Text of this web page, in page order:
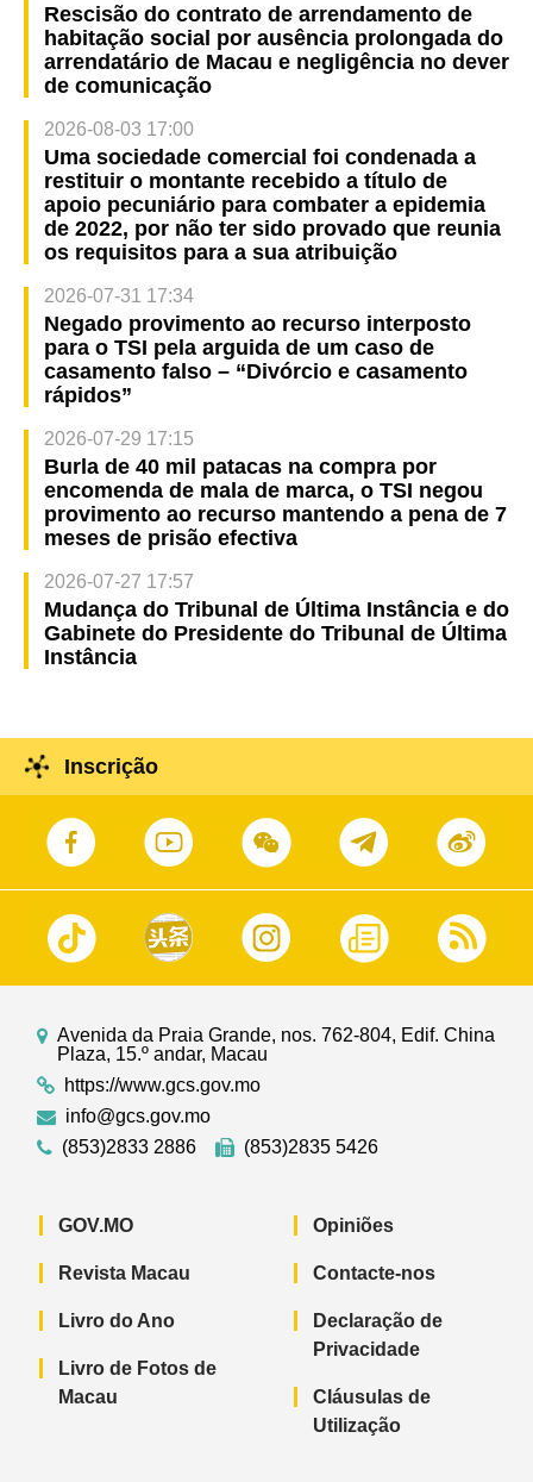
Rescisão do contrato de arrendamento de
habitação social por ausência prolongada do
arrendatário de Macau e negligência no dever
de comunicação
2026-08-03 17:00
Uma sociedade comercial foi condenada a
restituir o montante recebido a título de
apoio pecuniário para combater a epidemia
de 2022, por não ter sido provado que reunia
os requisitos para a sua atribuição
2026-07-31 17:34
Negado provimento ao recurso interposto
para o TSI pela arguida de um caso de
casamento falso – “Divórcio e casamento
rápidos”
2026-07-29 17:15
Burla de 40 mil patacas na compra por
encomenda de mala de marca, o TSI negou
provimento ao recurso mantendo a pena de 7
meses de prisão efectiva
2026-07-27 17:57
Mudança do Tribunal de Última Instância e do
Gabinete do Presidente do Tribunal de Última
Instância
Inscrição
Avenida da Praia Grande, nos. 762-804, Edif. China
Plaza, 15.º andar, Macau
https://www.gcs.gov.mo
info@gcs.gov.mo
(853)2833 2886
(853)2835 5426
GOV.MO
Revista Macau
Livro do Ano
Livro de Fotos de
Macau
Opiniões
Contacte-nos
Declaração de
Privacidade
Cláusulas de
Utilização